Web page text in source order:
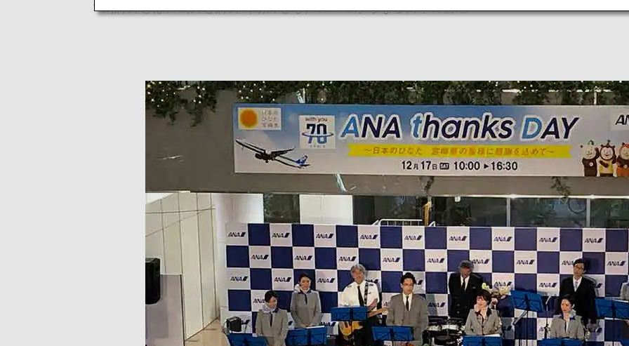
* 剣詩舞とは、剣舞と詩舞（扇舞とも）の２つからなる日本の芸道